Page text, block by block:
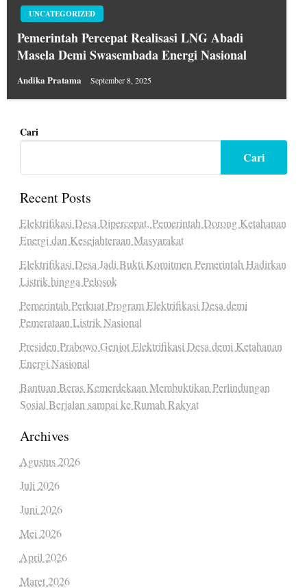
UNCATEGORIZED
Pemerintah Percepat Realisasi LNG Abadi
Masela Demi Swasembada Energi Nasional
Andika Pratama September 8, 2025
Cari
Cari
Recent Posts
Elektrifikasi Desa Dipercepat, Pemerintah Dorong Ketahanan
Energi dan Kesejahteraan Masyarakat
Elektrifikasi Desa Jadi Bukti Komitmen Pemerintah Hadirkan
Listrik hingga Pelosok
Pemerintah Perkuat Program Elektrifikasi Desa demi
Pemerataan Listrik Nasional
Presiden Prabowo Genjot Elektrifikasi Desa demi Ketahanan
Energi Nasional
Bantuan Beras Kemerdekaan Membuktikan Perlindungan
Sosial Berjalan sampai ke Rumah Rakyat
Archives
Agustus 2026
Juli 2026
Juni 2026
Mei 2026
April 2026
Maret 2026